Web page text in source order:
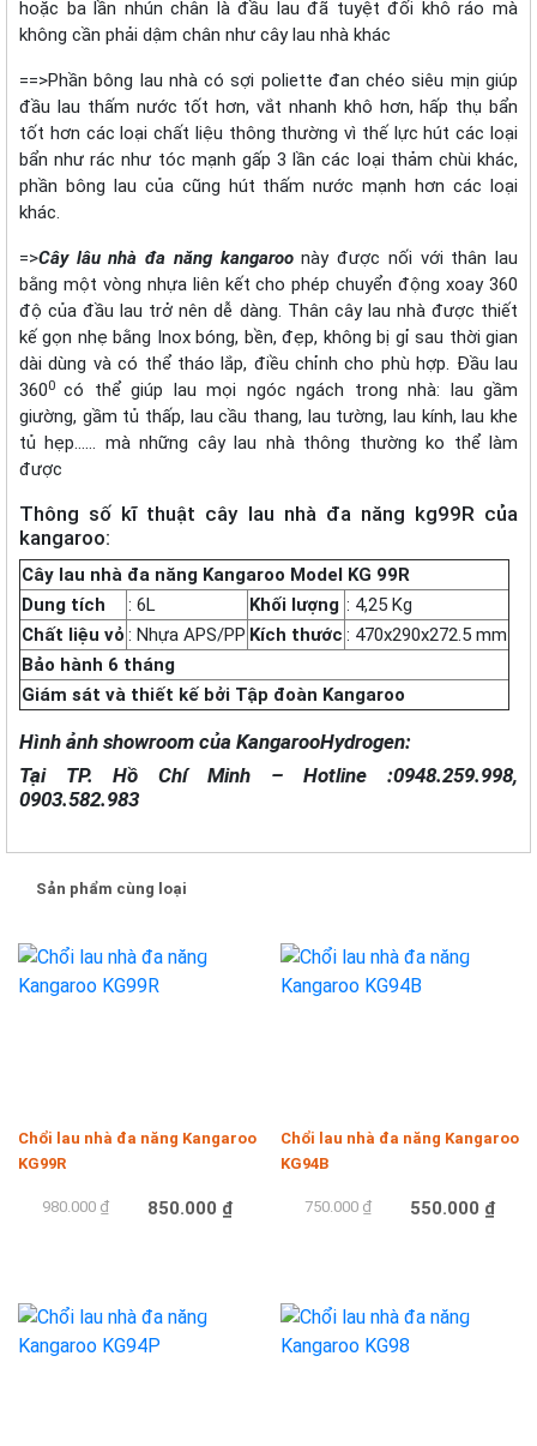
hoặc ba lần nhún chân là đầu lau đã tuyệt đối khô ráo mà
không cần phải dậm chân như cây lau nhà khác
==>Phần bông lau nhà có sợi poliette đan chéo siêu mịn giúp
đầu lau thấm nước tốt hơn, vắt nhanh khô hơn, hấp thụ bẩn
tốt hơn các loại chất liệu thông thường vì thế lực hút các loại
bẩn như rác như tóc mạnh gấp 3 lần các loại thảm chùi khác,
phần bông lau của cũng hút thấm nước mạnh hơn các loại
khác.
=>Cây lâu nhà đa năng kangaroonày được nối với thân lau
bằng một vòng nhựa liên kết cho phép chuyển động xoay 360
độ của đầu lau trở nên dễ dàng. Thân cây lau nhà được thiết
kế gọn nhẹ bằng Inox bóng, bền, đẹp, không bị gỉ sau thời gian
dài dùng và có thể tháo lắp, điều chỉnh cho phù hợp. Đầu lau
3600 có thể giúp lau mọi ngóc ngách trong nhà: lau gầm
giường, gầm tủ thấp, lau cầu thang, lau tường, lau kính, lau khe
tủ hẹp…… mà những cây lau nhà thông thường ko thể làm
được
Thông số kĩ thuật cây lau nhà đa năng kg99R của
kangaroo:
Cây lau nhà đa năng Kangaroo Model KG 99R
Dung tích
: 6L Khối lượng : 4,25 Kg
Chất liệu vỏ : Nhựa APS/PP Kích thước : 470x290x272.5 mm
Bảo hành 6 tháng
Giám sát và thiết kế bởi Tập đoàn Kangaroo
Hình ảnh showroom của KangarooHydrogen:
Tại TP. Hồ Chí Minh – Hotline :0948.259.998,
0903.582.983
Sản phẩm cùng loại
-13%
Chổi lau nhà đa năng Kangaroo
KG99R
980.000 ₫ 850.000 ₫
-27%
Chổi lau nhà đa năng Kangaroo
KG94B
750.000 ₫ 550.000 ₫
-28% -17%